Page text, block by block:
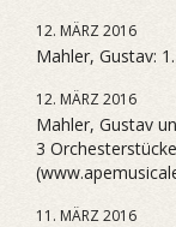
12. MÄRZ 2016
Mahler, Gustav:
12. MÄRZ 2016
Mahler, Gustav
3
11. MÄRZ 2016